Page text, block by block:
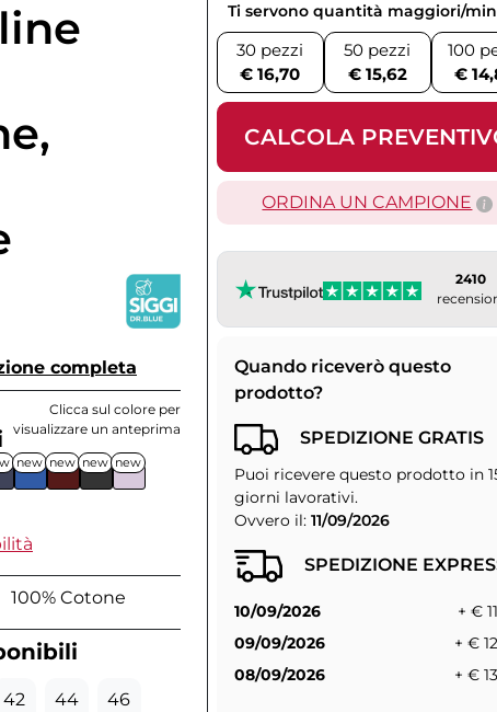
completa
Clicca sul colore per
visualizzare un anteprima
new new new new
100% Cotone
42 44 46
Ti servono quantità maggiori/
30 pezzi
€ 16,70
50 pezzi
€ 15,62
100
€
CALCOLA
ORDINA UN CAMPIONE
2410
Quando riceverò questo
prodotto?
SPEDIZIONE GRATIS
Puoi ricevere questo prodotto in
giorni lavorativi.
Ovvero il: 11/09/2026
SPEDIZIONE
10/09/2026
+ €
09/09/2026
+ €
08/09/2026
+ €